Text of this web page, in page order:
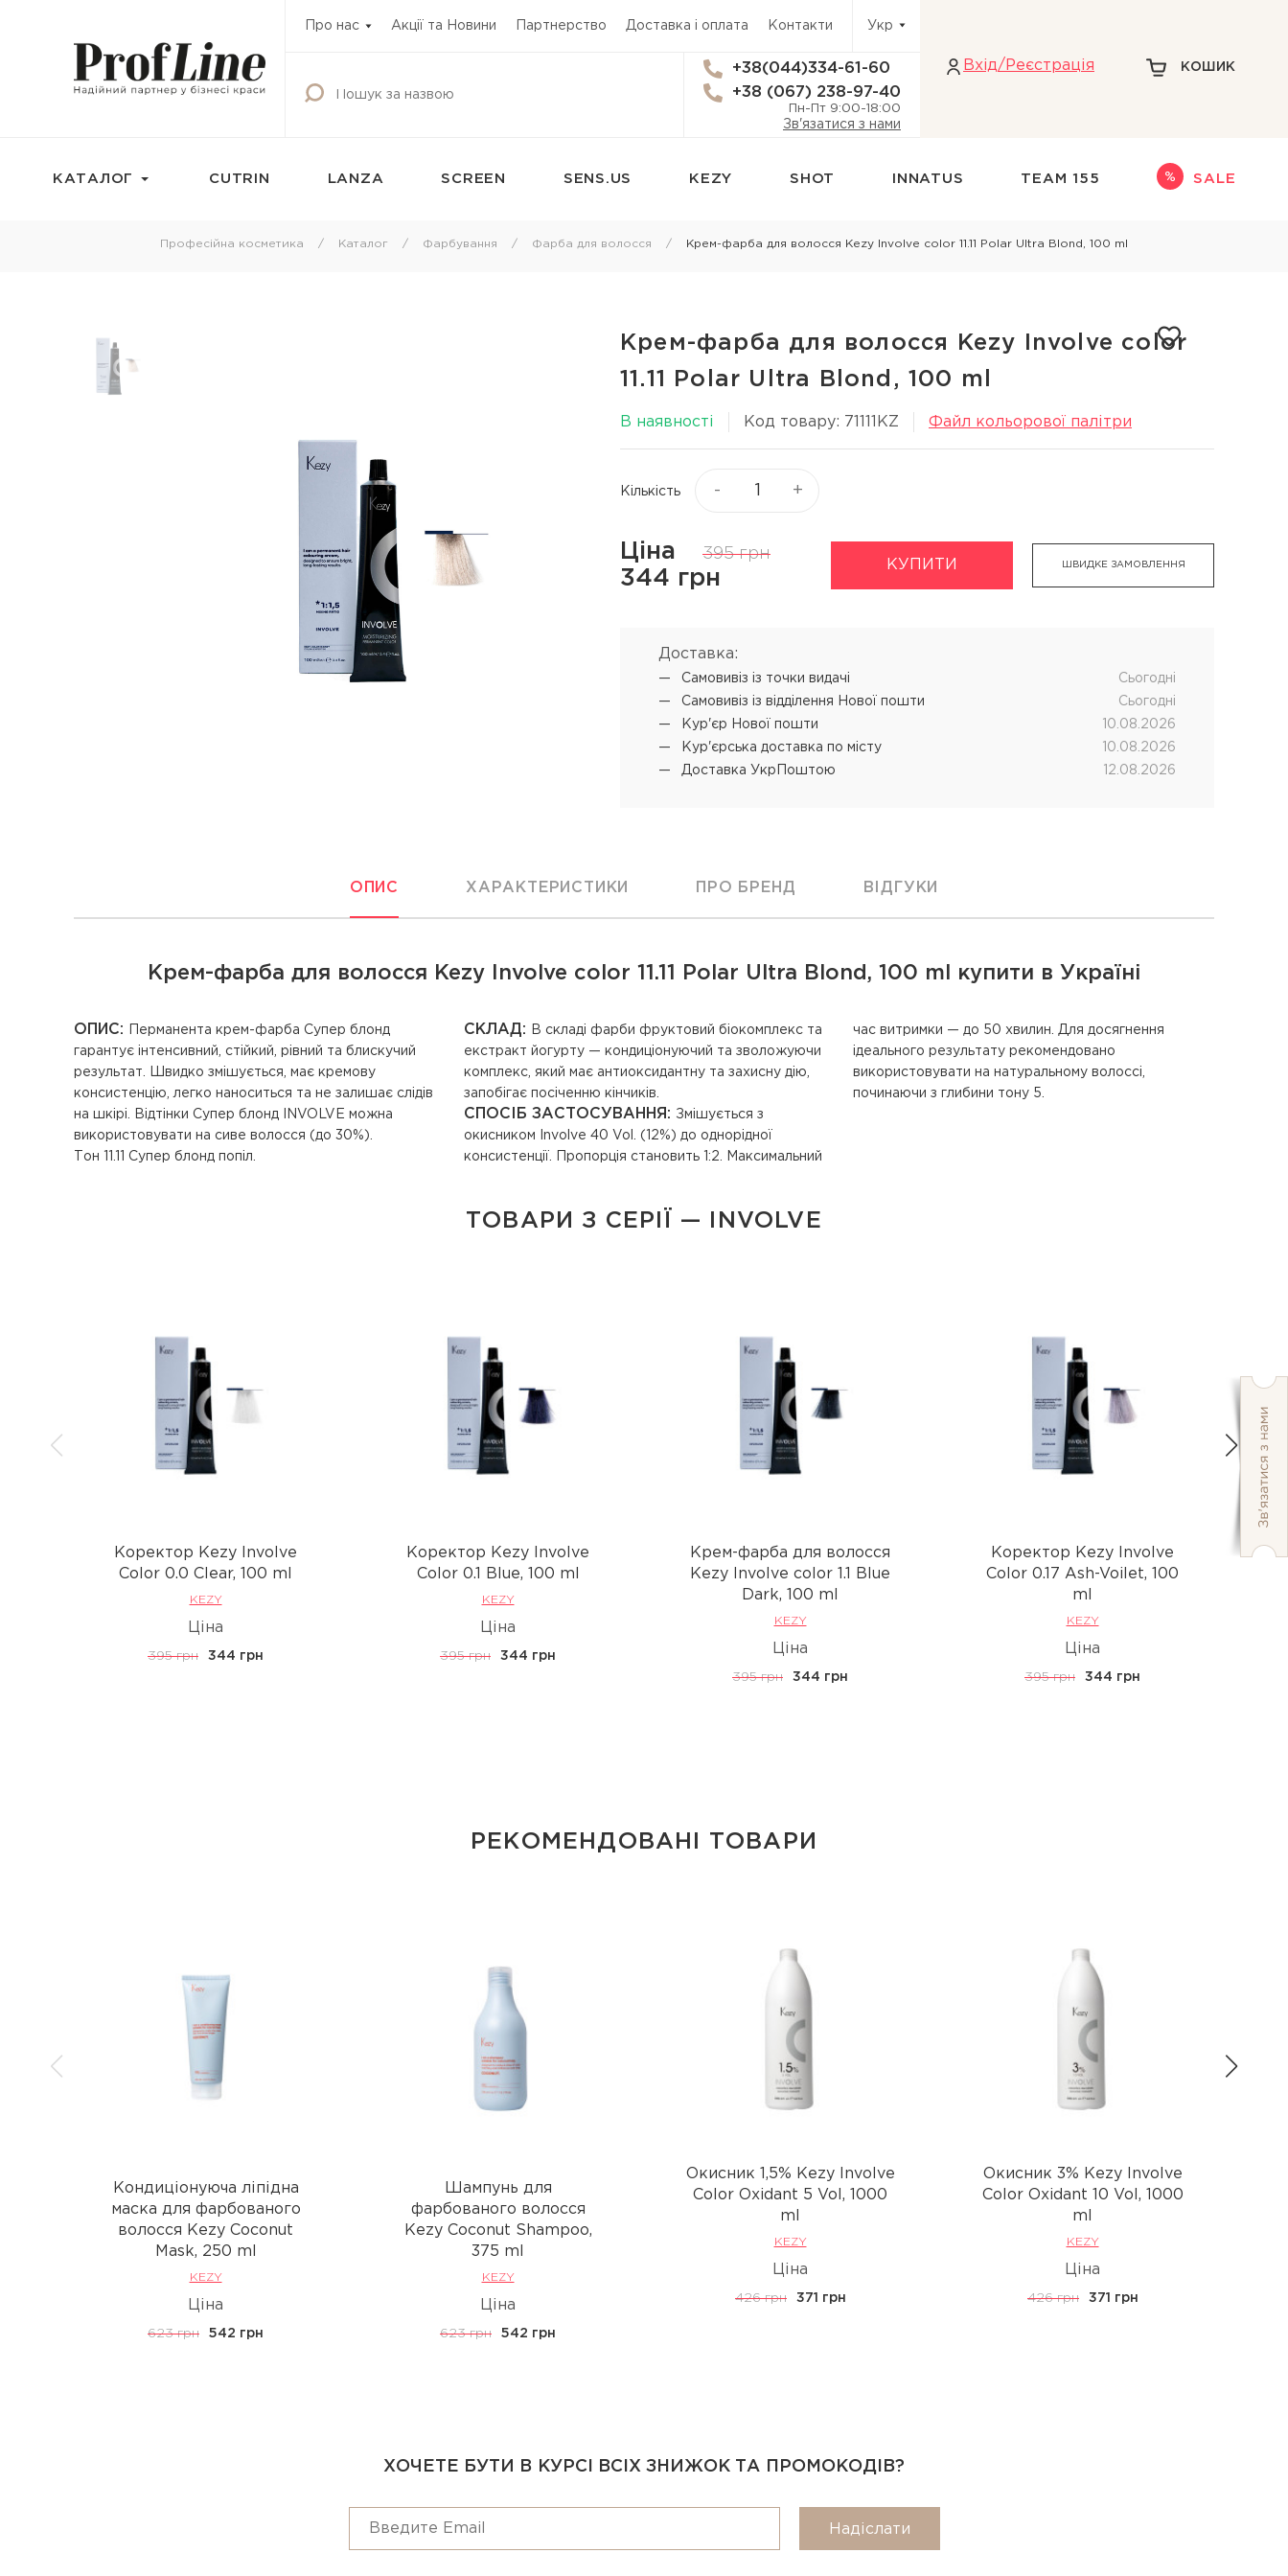
Про нас Акції та Новини Партнерство Доставка і оплата Контакти Укр
+38(044)334-61-60
+38 (067) 238-97-40
Пн-Пт 9:00-18:00
Зв'язатися з нами
Вхiд/Реєстрація КОШИК
КАТАЛОГ
Окисник
Маска тонуюча для волосся
Спрей для волосся
Ампули для волосся
Показати ще
Мус для волосся
Спрей для укладки волосся
Лікування шкіри голови
Лосьйон для шкіри голови
ТЕРМОЗАХИСТ
ДЛЯ БЛОНДИНОК
Догляд за шкірою
Догляд за тілом
Догляд за шкірою обличчя
L'ANZA Ultimate Treatment
SHOT PRODIGY REPAIR
кератинове відновлення
SHOT BI POWER миттєве
Хімічна завивка волосся
LANZA кислотна завивка
CUTRIN LANZA SCREEN SENS.US KEZY SHOT INNATUS TEAM 155 SALE
Професійна косметика Каталог Фарбування Фарба для волосся Крем-фарба для волосся Kezy Involve color 11.11 Polar Ultra Blond, 100 ml
Крем-фарба для волосся Kezy Involve color
11.11 Polar Ultra Blond, 100 ml
В наявності Код товару: 71111KZ Файл кольорової палітри
Кількість - +
Ціна 395 грн
344 грн
КУПИТИ ШВИДКЕ ЗАМОВЛЕННЯ
Доставка:
Самовивіз iз точки видачі
Cьогодні
Самовивіз iз відділення Нової пошти
Cьогодні
Кур'єр Нової пошти
10.08.2026
Кур'єрська доставка по місту
10.08.2026
Доставка УкрПоштою
12.08.2026
ОПИС ХАРАКТЕРИСТИКИ ПРО БРЕНД ВІДГУКИ
Крем-фарба для волосся Kezy Involve color 11.11 Polar Ultra Blond, 100 ml купити в Україні
ОПИС:
Перманента крем-фарба Супер блонд
гарантує інтенсивний, стійкий, рівний та блискучий
результат. Швидко змішується, має кремову
консистенцію, легко наноситься та не залишає слідів
на шкірі. Відтінки Супер блонд INVOLVE можна
використовувати на сиве волосся (до 30%).
Тон 11.11 Супер блонд попіл.
СКЛАД:
В складі фарби фруктовий біокомплекс та
екстракт йогурту — кондиціонуючий та зволожуючи
комплекс, який має антиоксидантну та захисну дію,
запобігає посіченню кінчиків.
СПОСІБ ЗАСТОСУВАННЯ: Змішується з
окисником Involve 40 Vol. (12%) до однорідної
консистенції. Пропорція становить 1:2. Максимальний
час витримки — до 50 хвилин. Для досягнення
ідеального результату рекомендовано
використовувати на натуральному волоссі,
починаючи з глибини тону 5.
ТОВАРИ З СЕРІЇ — INVOLVE
Коректор Kezy Involve
Сolor 0.0 Clear, 100 ml
KEZY
Ціна
395 грн 344 грн
Коректор Kezy Involve
Сolor 0.1 Blue, 100 ml
KEZY
Ціна
395 грн 344 грн
Крем-фарба для волосся
Kezy Involve color 1.1 Blue
Dark, 100 ml
KEZY
Ціна
395 грн 344 грн
Коректор Kezy Involve
Сolor 0.17 Ash-Voilet, 100
ml
KEZY
Ціна
395 грн 344 грн
РЕКОМЕНДОВАНІ ТОВАРИ
Кондиціонуюча ліпідна
маска для фарбованого
волосся Kezy Coconut
Mask, 250 ml
KEZY
Ціна
623 грн 542 грн
Шампунь для
фарбованого волосся
Kezy Coconut Shampoo,
375 ml
KEZY
Ціна
623 грн 542 грн
Окисник 1,5% Kezy Involve
Сolor Oxidant 5 Vol, 1000
ml
KEZY
Ціна
426 грн 371 грн
Окисник 3% Kezy Involve
Сolor Oxidant 10 Vol, 1000
ml
KEZY
Ціна
426 грн 371 грн
ХОЧЕТЕ БУТИ В КУРСІ ВСІХ ЗНИЖОК ТА ПРОМОКОДІВ?
Надіслати